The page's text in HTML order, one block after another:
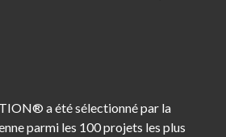
a été sélectionné par la
parmi les 100 projets les plus